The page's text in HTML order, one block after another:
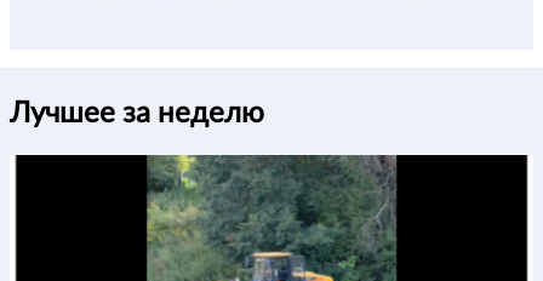
Лучшее за неделю